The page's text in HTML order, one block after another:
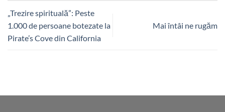
„Trezire spirituală”: Peste
1.000 de persoane botezate la
Pirate’s Cove din California
Mai întâi ne rugăm